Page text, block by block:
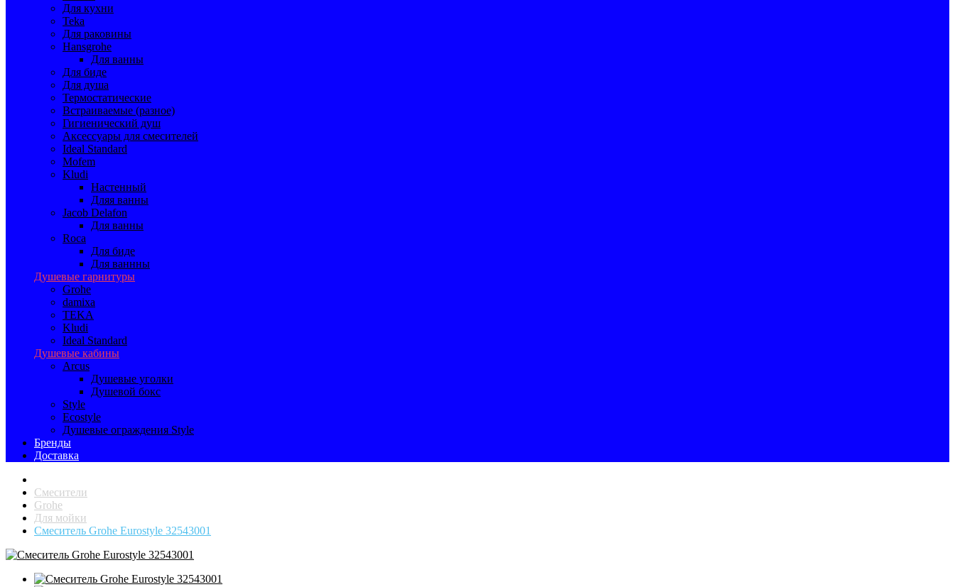
Для кухни
Teka
Для раковины
Hansgrohe
Для ванны
Для биде
Для душа
Термостатические
Встраиваемые (разное)
Гигиенический душ
Аксессуары для смесителей
Ideal Standard
Mofem
Kludi
Настенный
Дляя ванны
Jacob Delafon
Для ванны
Roca
Для биде
Для ваннны
Душевые гарнитуры
Grohe
damixa
TEKA
Kludi
Ideal Standard
Душевые кабины
Arcus
Душевые уголки
Душевой бокс
Style
Ecostyle
Душевые ограждения Style
Бренды
Доставка
Смесители
Grohe
Для мойки
Смеситель Grohe Eurostyle 32543001